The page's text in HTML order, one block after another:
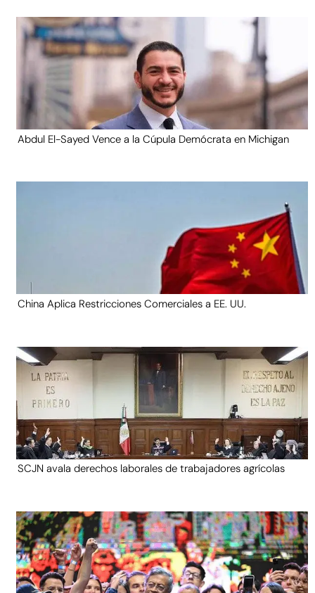
Abdul El-Sayed Vence a la Cúpula Demócrata en Michigan
China Aplica Restricciones Comerciales a EE. UU.
SCJN avala derechos laborales de trabajadores agrícolas